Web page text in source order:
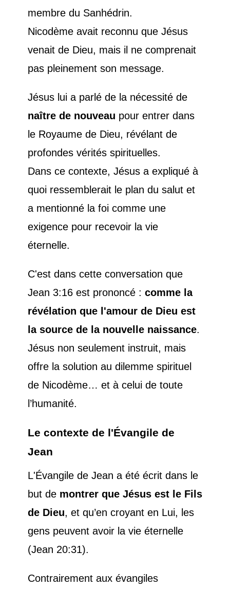
membre du Sanhédrin.
Nicodème avait reconnu que Jésus
venait de Dieu, mais il ne comprenait
pas pleinement son message.
Jésus lui a parlé de la nécessité de
naître de nouveau pour entrer dans
le Royaume de Dieu, révélant de
profondes vérités spirituelles.
Dans ce contexte, Jésus a expliqué à
quoi ressemblerait le plan du salut et
a mentionné la foi comme une
exigence pour recevoir la vie
éternelle.
C'est dans cette conversation que
Jean 3:16 est prononcé : comme la
révélation que l'amour de Dieu est
la source de la nouvelle naissance.
Jésus non seulement instruit, mais
offre la solution au dilemme spirituel
de Nicodème… et à celui de toute
l’humanité.
Le contexte de l'Évangile de
Jean
L'Évangile de Jean a été écrit dans le
but de montrer que Jésus est le Fils
de Dieu, et qu’en croyant en Lui, les
gens peuvent avoir la vie éternelle
(Jean 20:31).
Contrairement aux évangiles